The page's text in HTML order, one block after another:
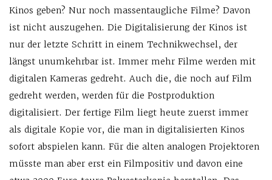
Kinos geben? Nur noch massentaugliche Filme? Davon
ist nicht auszugehen. Die Digitalisierung der Kinos ist
nur der letzte Schritt in einem Technikwechsel, der
längst unumkehrbar ist. Immer mehr Filme werden mit
digitalen Kameras gedreht. Auch die, die noch auf Film
gedreht werden, werden für die Postproduktion
digitalisiert. Der fertige Film liegt heute zuerst immer
als digitale Kopie vor, die man in digitalisierten Kinos
sofort abspielen kann. Für die alten analogen Projektoren
müsste man aber erst ein Filmpositiv und davon eine